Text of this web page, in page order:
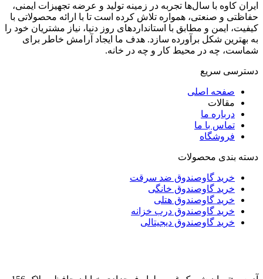
ایران کاوه با سال‌ها تجربه در زمینه تولید و عرضه تجهیزات ایمنی،
حفاظتی و صنعتی، همواره تلاش کرده است تا با ارائه محصولاتی با
کیفیت، ایمن و مطابق با استانداردهای روز دنیا، نیاز مشتریان خود را
به بهترین شکل برآورده سازد. هدف ما ایجاد آرامش خاطر برای
شماست، چه در محیط کار و چه در خانه.
دسترسی سریع
صفحه اصلی
مقالات
درباره ما
تماس با ما
فروشگاه
دسته بندی محصولات
خرید گاوصندوق ضد سرقت
خرید گاوصندوق خانگی
خرید گاوصندوق هتلی
خرید گاوصندوق درب خزانه
خرید گاوصندوق دیجیتالی